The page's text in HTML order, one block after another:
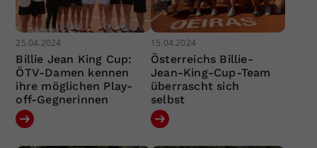
25.04.2024
Billie Jean King Cup:
ÖTV-Damen kennen
ihre möglichen Play-
off-Gegnerinnen
15.04.2024
Österreichs Billie-
Jean-King-Cup-Team
überrascht sich
selbst